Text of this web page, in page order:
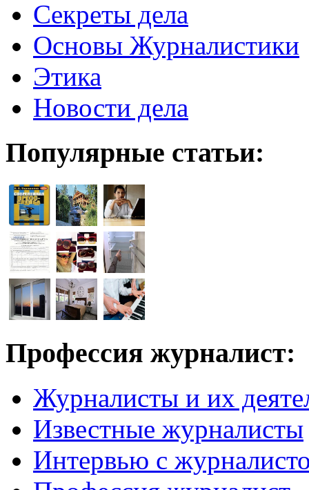
Секреты дела
Основы Журналистики
Этика
Новости дела
Популярные статьи:
Профессия журналист:
Журналисты и их
Известные журналисты
Интервью с